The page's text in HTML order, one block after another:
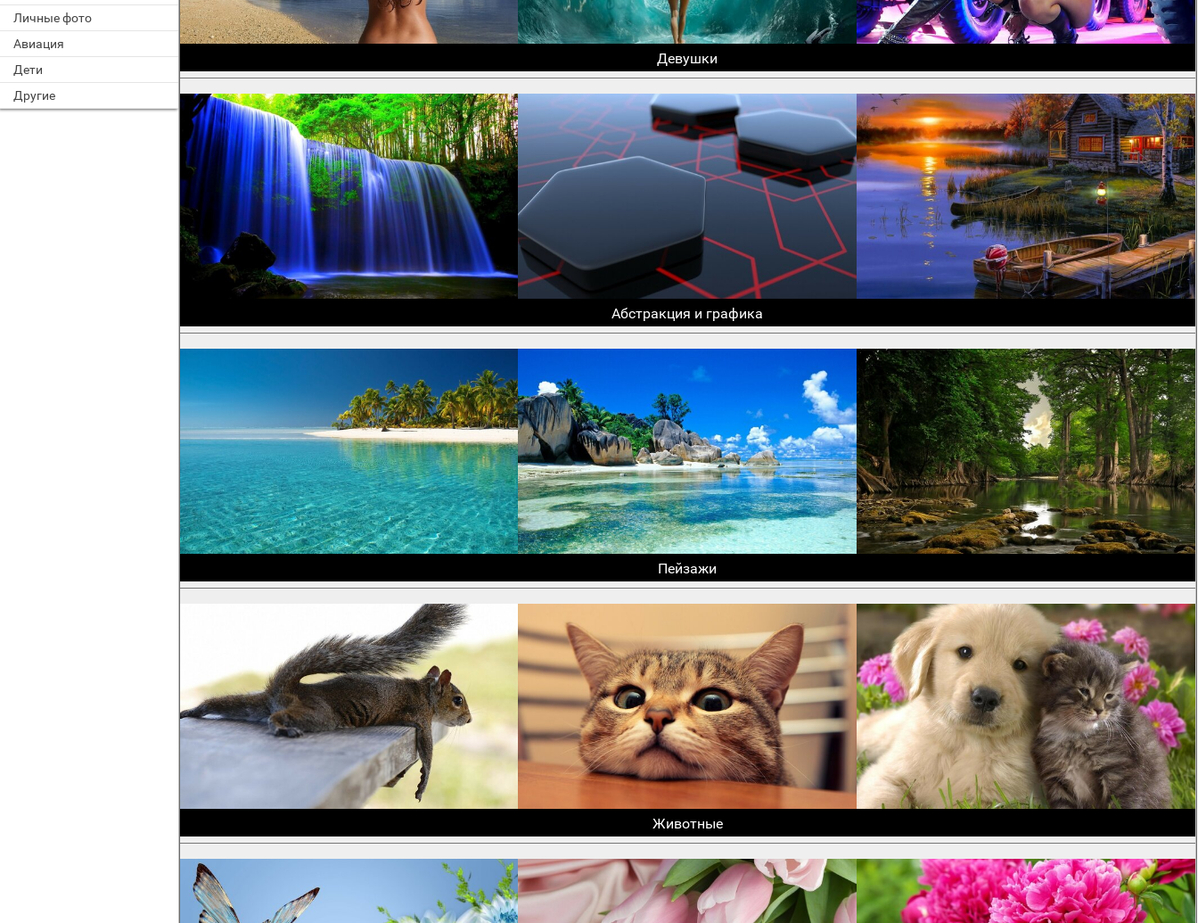
Личные фото
Авиация
Дети
Другие
Девушки
Абстракция и графика
Пейзажи
Животные